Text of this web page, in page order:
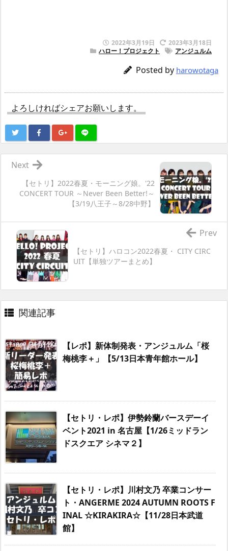
2022年3月19日
2023年3月18日
ハロー！プロジェクト
アンジュルム
Posted by harowotaga
よろしければシェアお願いします。
【セトリ】2022春夏・モーニング娘。'22
CONCERT TOUR ～Never Been Better!～
【3/19八王子～8/28中野】
Next
【セトリ】ハロコン2022春夏・ CITY CIRC
UIT【単独ツアーまとめ】
Prev
関連記事
【レポ】新体制発表・アンジュルム「桜
梅桃李＋」【5/13日本青年館ホール】
【セトリ・レポ】伊勢鈴蘭バースデーイ
ベント2021 in 名古屋【1/26ミッドラン
ドスクエア シネマ２】
【セトリ・レポ】川村文乃 卒業コンサー
ト・ANGERME 2024 AUTUMN ROOTS F
INAL ☆KIRAKIRA☆【11/28日本武道
館】